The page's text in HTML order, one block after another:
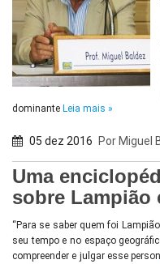
dominante Leia mais »
05 dez 2016 Por Miguel
Uma
sobre Lampião
“Para se saber quem foi
seu tempo e no espaço
compreender e julgar esse